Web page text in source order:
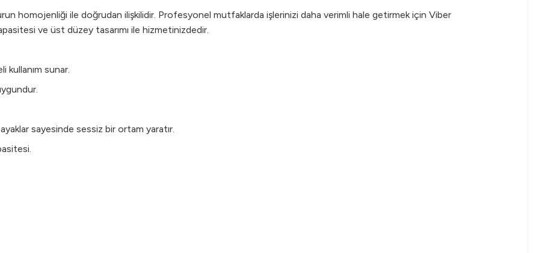
homojenliği ile doğrudan ilişkilidir. Profesyonel mutfaklarda işlerinizi daha verimli hale getirmek için Viber
ve üst düzey tasarımı ile hizmetinizdedir.
kullanım sunar.
sayesinde sessiz bir ortam yaratır.